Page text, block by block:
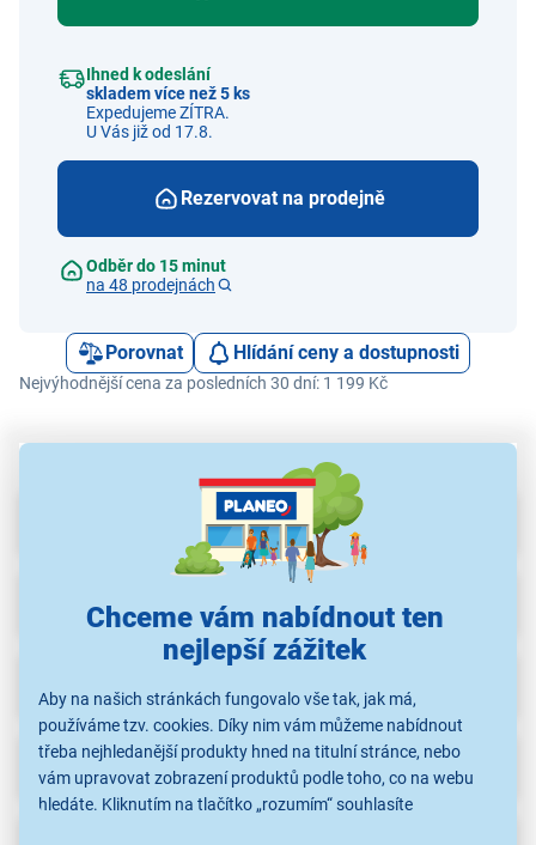
Chceme vám nabídnout ten
nejlepší zážitek
Aby na našich stránkách fungovalo vše tak, jak má,
používáme tzv. cookies. Díky nim vám můžeme nabídnout
třeba nejhledanější produkty hned na titulní stránce, nebo
vám upravovat zobrazení produktů podle toho, co na webu
hledáte. Kliknutím na tlačítko „rozumím“ souhlasíte
Ihned k odeslání
skladem více než 5 ks
Expedujeme ZÍTRA.
U Vás již od 17.8.
Rezervovat na prodejně
Odběr do 15 minut
na 48 prodejnách
Porovnat Hlídání ceny a dostupnosti
Nejvýhodnější cena za posledních 30 dní: 1 199 Kč
Parametry
Ke stažení(1)